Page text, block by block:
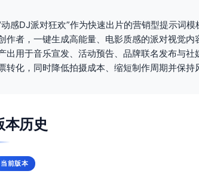
动感DJ派对狂欢”作为快速出片的营销型提示词
作者，一键生成高能量、电影质感的派对视觉
出用于音乐宣发、活动预告、品牌联名发布与
转化，同时降低拍摄成本、缩短制作周期并保持
本历史
当前版本